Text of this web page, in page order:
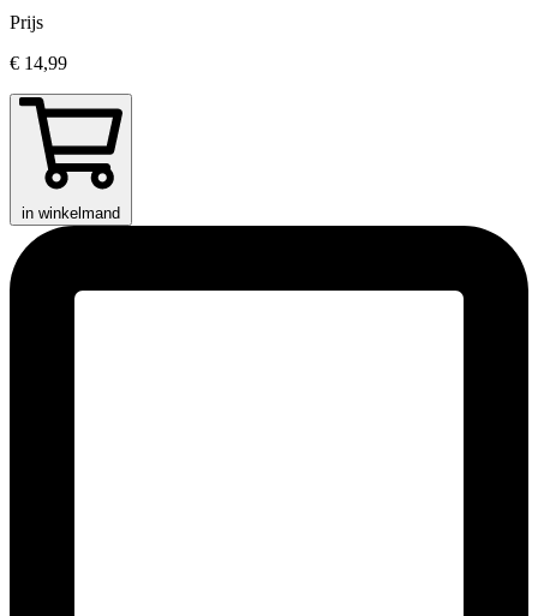
Prijs
€ 14,99
in winkelmand